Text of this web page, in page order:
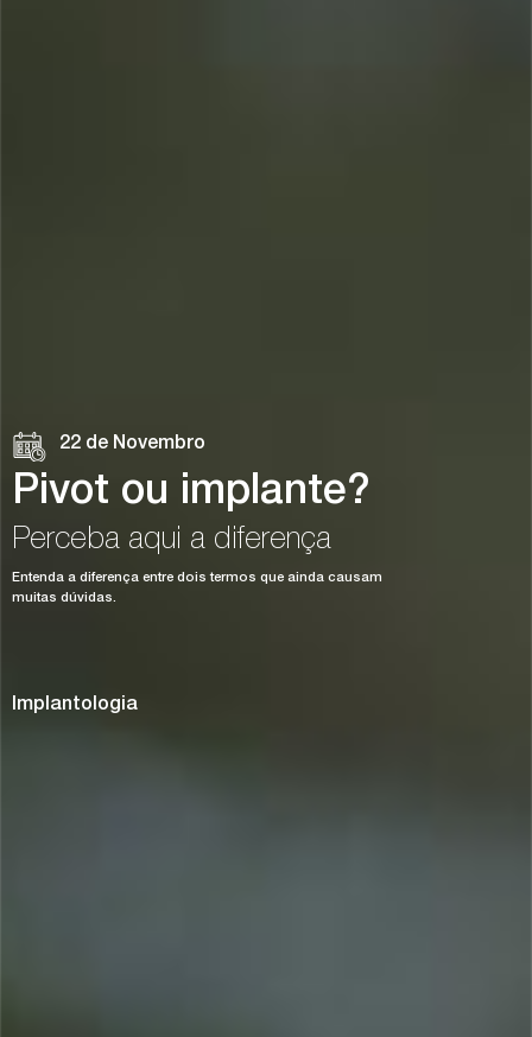
22 de Novembro
Pivot ou implante?
Perceba aqui a diferença
Entenda a diferença entre dois termos que ainda causam
muitas dúvidas.
Implantologia